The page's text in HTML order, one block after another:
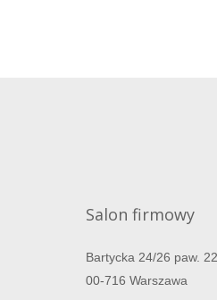
Salon firmowy
Bartycka 24/26 paw.
00-716 Warszawa